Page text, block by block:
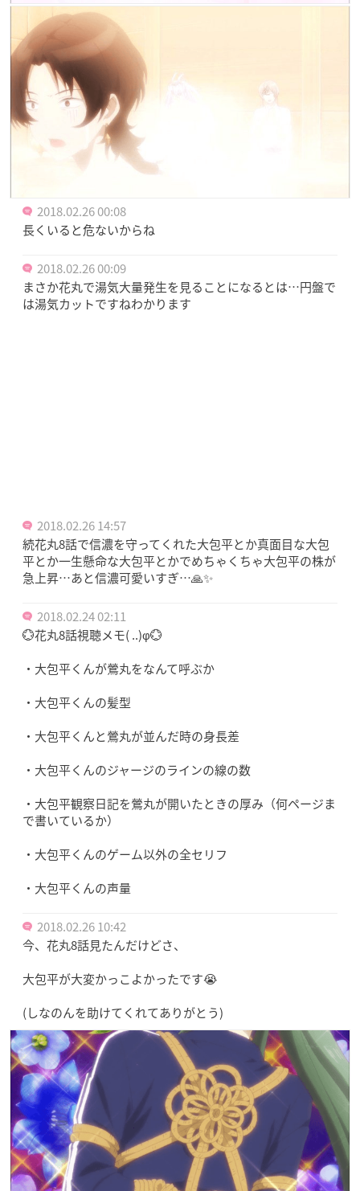
2018.02.26 00:08
長くいると危ないからね
2018.02.26 00:09
まさか花丸で湯気大量発生を見ることになるとは…円盤で
は湯気カットですねわかります
2018.02.26 14:57
続花丸8話で信濃を守ってくれた大包平とか真面目な大包
平とか一生懸命な大包平とかでめちゃくちゃ大包平の株が
急上昇…あと信濃可愛いすぎ…🙏✨
2018.02.24 02:11
💮花丸8話視聴メモ( ..)φ💮
・大包平くんが鶯丸をなんて呼ぶか
・大包平くんの髪型
・大包平くんと鶯丸が並んだ時の身長差
・大包平くんのジャージのラインの線の数
・大包平観察日記を鶯丸が開いたときの厚み（何ページま
で書いているか）
・大包平くんのゲーム以外の全セリフ
・大包平くんの声量
2018.02.26 10:42
今、花丸8話見たんだけどさ、
大包平が大変かっこよかったです😭
(しなのんを助けてくれてありがとう)